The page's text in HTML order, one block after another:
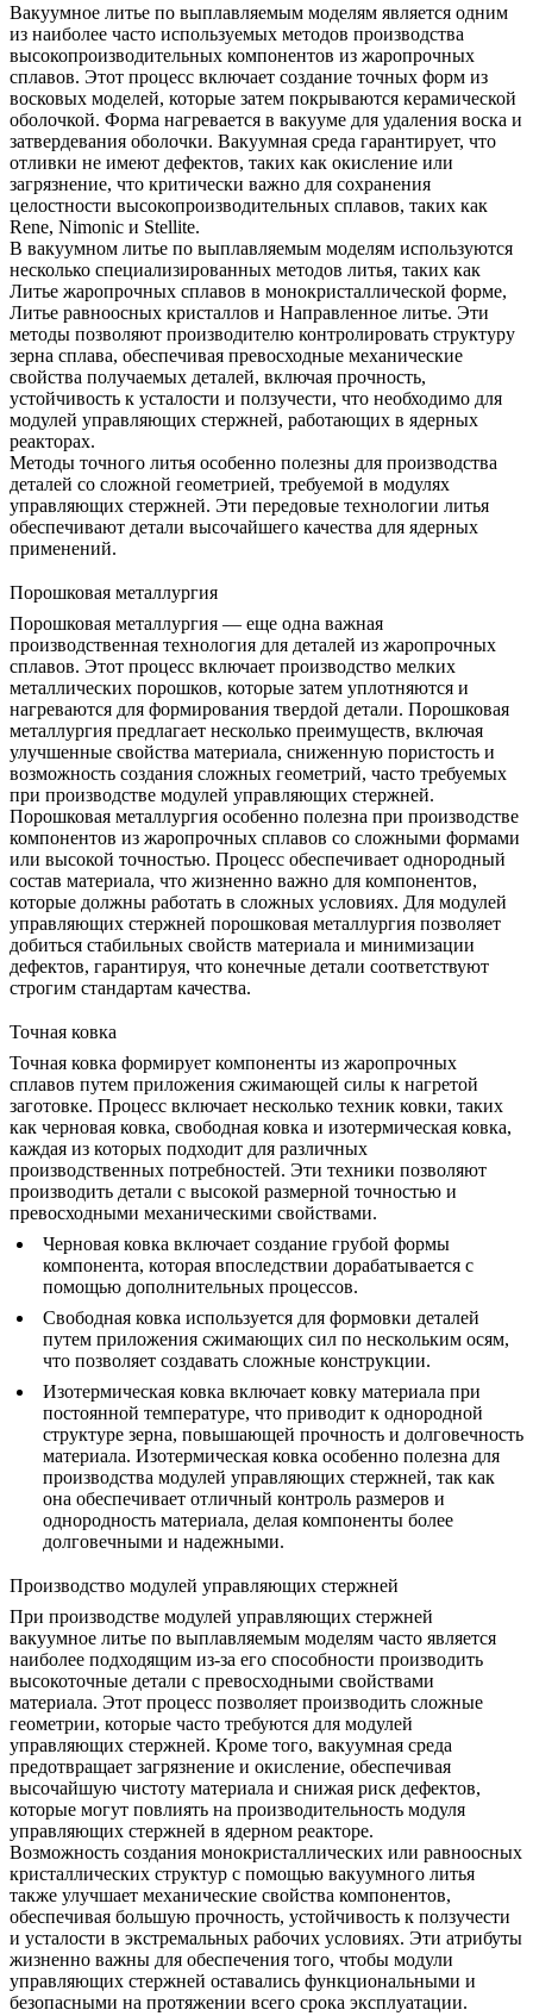
Вакуумное литье по выплавляемым моделям является одним
из наиболее часто используемых методов производства
высокопроизводительных компонентов из жаропрочных
сплавов. Этот процесс включает создание точных форм из
восковых моделей, которые затем покрываются керамической
оболочкой. Форма нагревается в вакууме для удаления воска и
затвердевания оболочки. Вакуумная среда гарантирует, что
отливки не имеют дефектов, таких как окисление или
загрязнение, что критически важно для сохранения
целостности высокопроизводительных сплавов, таких как
Rene, Nimonic и Stellite.
В вакуумном литье по выплавляемым моделям используются
несколько специализированных методов литья, таких как
Литье жаропрочных сплавов в монокристаллической форме,
Литье равноосных кристаллов и Направленное литье. Эти
методы позволяют производителю контролировать структуру
зерна сплава, обеспечивая превосходные механические
свойства получаемых деталей, включая прочность,
устойчивость к усталости и ползучести, что необходимо для
модулей управляющих стержней, работающих в ядерных
реакторах.
Методы точного литья особенно полезны для производства
деталей со сложной геометрией, требуемой в модулях
управляющих стержней. Эти передовые технологии литья
обеспечивают детали высочайшего качества для ядерных
применений.
Порошковая металлургия
Порошковая металлургия — еще одна важная
производственная технология для деталей из жаропрочных
сплавов. Этот процесс включает производство мелких
металлических порошков, которые затем уплотняются и
нагреваются для формирования твердой детали. Порошковая
металлургия предлагает несколько преимуществ, включая
улучшенные свойства материала, сниженную пористость и
возможность создания сложных геометрий, часто требуемых
при производстве модулей управляющих стержней.
Порошковая металлургия особенно полезна при производстве
компонентов из жаропрочных сплавов со сложными формами
или высокой точностью. Процесс обеспечивает однородный
состав материала, что жизненно важно для компонентов,
которые должны работать в сложных условиях. Для модулей
управляющих стержней порошковая металлургия позволяет
добиться стабильных свойств материала и минимизации
дефектов, гарантируя, что конечные детали соответствуют
строгим стандартам качества.
Точная ковка
Точная ковка формирует компоненты из жаропрочных
сплавов путем приложения сжимающей силы к нагретой
заготовке. Процесс включает несколько техник ковки, таких
как черновая ковка, свободная ковка и изотермическая ковка,
каждая из которых подходит для различных
производственных потребностей. Эти техники позволяют
производить детали с высокой размерной точностью и
превосходными механическими свойствами.
Черновая ковка включает создание грубой формы
компонента, которая впоследствии дорабатывается с
помощью дополнительных процессов.
Свободная ковка используется для формовки деталей
путем приложения сжимающих сил по нескольким осям,
что позволяет создавать сложные конструкции.
Изотермическая ковка включает ковку материала при
постоянной температуре, что приводит к однородной
структуре зерна, повышающей прочность и долговечность
материала. Изотермическая ковка особенно полезна для
производства модулей управляющих стержней, так как
она обеспечивает отличный контроль размеров и
однородность материала, делая компоненты более
долговечными и надежными.
Производство модулей управляющих стержней
При производстве модулей управляющих стержней
вакуумное литье по выплавляемым моделям часто является
наиболее подходящим из-за его способности производить
высокоточные детали с превосходными свойствами
материала. Этот процесс позволяет производить сложные
геометрии, которые часто требуются для модулей
управляющих стержней. Кроме того, вакуумная среда
предотвращает загрязнение и окисление, обеспечивая
высочайшую чистоту материала и снижая риск дефектов,
которые могут повлиять на производительность модуля
управляющих стержней в ядерном реакторе.
Возможность создания монокристаллических или равноосных
кристаллических структур с помощью вакуумного литья
также улучшает механические свойства компонентов,
обеспечивая большую прочность, устойчивость к ползучести
и усталости в экстремальных рабочих условиях. Эти атрибуты
жизненно важны для обеспечения того, чтобы модули
управляющих стержней оставались функциональными и
безопасными на протяжении всего срока эксплуатации.